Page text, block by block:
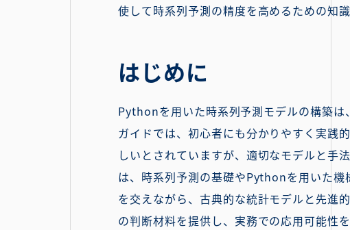
使して時系列予測の精度を高めるための知
はじめに
Pythonを用いた時系列予測モデルの構築は
ガイドでは、初心者にも分かりやすく実践
しいとされていますが、適切なモデルと手
は、時系列予測の基礎やPythonを用いた機
を交えながら、古典的な統計モデルと先進
の判断材料を提供し、実務での応用可能性